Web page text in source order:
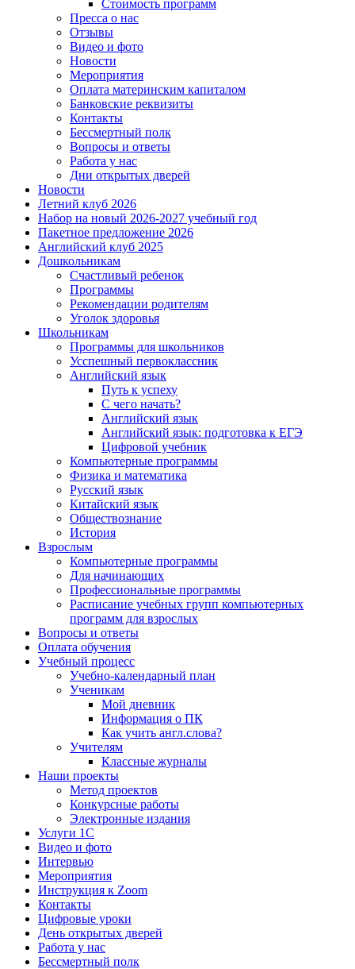
Стоимость программ
Пресса о нас
Отзывы
Видео и фото
Новости
Мероприятия
Оплата материнским капиталом
Банковские реквизиты
Контакты
Бессмертный полк
Вопросы и ответы
Работа у нас
Дни открытых дверей
Новости
Летний клуб 2026
Набор на новый 2026-2027 учебный год
Пакетное предложение 2026
Английский клуб 2025
Дошкольникам
Счастливый ребенок
Программы
Рекомендации родителям
Уголок здоровья
Школьникам
Программы для школьников
Усспешный первоклассник
Английский язык
Путь к успеху
С чего начать?
Английский язык
Английский язык: подготовка к ЕГЭ
Цифровой учебник
Компьютерные программы
Физика и математика
Русский язык
Китайский язык
Обществознание
История
Взрослым
Компьютерные программы
Для начинающих
Профессиональные программы
Расписание учебных групп компьютерных
программ для взрослых
Вопросы и ответы
Оплата обучения
Учебный процесс
Учебно-календарный план
Ученикам
Мой дневник
Информация о ПК
Как учить англ.слова?
Учителям
Классные журналы
Наши проекты
Метод проектов
Конкурсные работы
Электронные издания
Услуги 1C
Видео и фото
Интервью
Мероприятия
Инструкция к Zoom
Контакты
Цифровые уроки
День открытых дверей
Работа у нас
Бессмертный полк